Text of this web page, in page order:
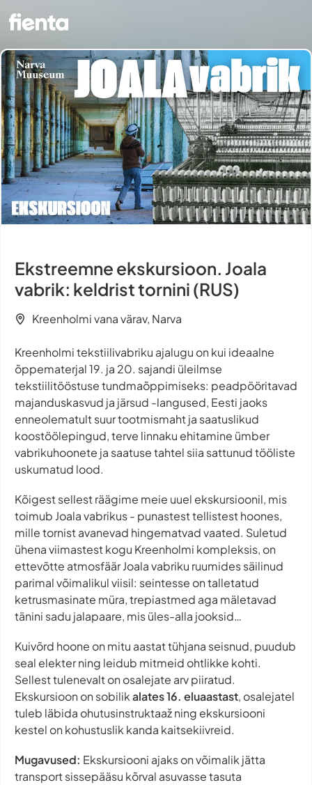
Ekstreemne ekskursioon. Joala
vabrik: keldrist tornini (RUS)
Kreenholmi vana värav, Narva
Kreenholmi tekstiilivabriku ajalugu on kui ideaalne
õppematerjal 19. ja 20. sajandi üleilmse
tekstiilitööstuse tundmaõppimiseks: peadpööritavad
majanduskasvud ja järsud -langused, Eesti jaoks
enneolematult suur tootmismaht ja saatuslikud
koostöölepingud, terve linnaku ehitamine ümber
vabrikuhoonete ja saatuse tahtel siia sattunud tööliste
uskumatud lood.
Kõigest sellest räägime meie uuel ekskursioonil, mis
toimub Joala vabrikus - punastest tellistest hoones,
mille tornist avanevad hingematvad vaated. Suletud
ühena viimastest kogu Kreenholmi kompleksis, on
ettevõtte atmosfäär Joala vabriku ruumides säilinud
parimal võimalikul viisil: seintesse on talletatud
ketrusmasinate müra, trepiastmed aga mäletavad
tänini sadu jalapaare, mis üles-alla jooksid…
Kuivõrd hoone on mitu aastat tühjana seisnud, puudub
seal elekter ning leidub mitmeid ohtlikke kohti.
Sellest tulenevalt on osalejate arv piiratud.
Ekskursioon on sobilikalates 16. eluaastast, osalejatel
tuleb läbida ohutusinstruktaaž ning ekskursiooni
kestel on kohustuslik kanda kaitsekiivreid.
Mugavused: Ekskursiooni ajaks on võimalik jätta
transport sissepääsu kõrval asuvasse tasuta